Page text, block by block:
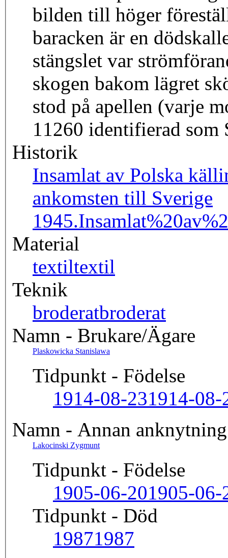
bilden till höger
baracken är en
stängslet var
skogen bakom lägret
stod på apellen (varje
11260 identifierad som
Historik
Insamlat av Polska
ankomsten till Sverige
1945.
Material
textiltextil
Teknik
broderatbroderat
Namn - Brukare/Ägare
Plaskowicka Stanislawa
Tidpunkt - Födelse
1914-08-231914-08-
Namn - Annan anknytning
Lakocinski Zygmunt
Tidpunkt - Födelse
1905-06-201905-06-
Tidpunkt - Död
19871987